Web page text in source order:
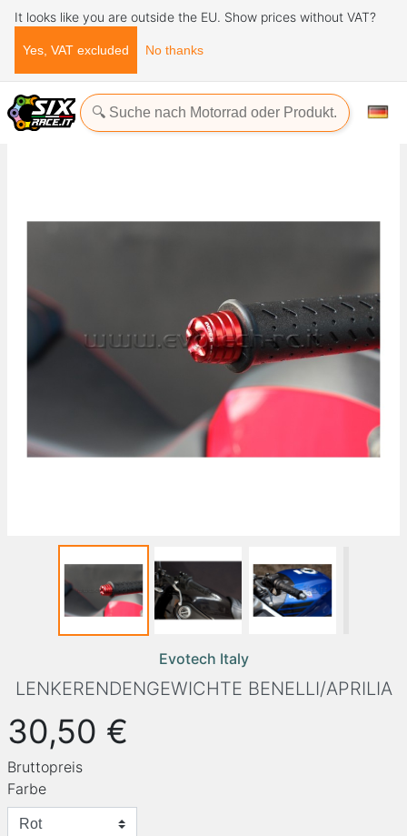
It looks like you are outside the EU. Show prices without VAT?
Yes, VAT excluded No thanks
Startseite Zubehör
Lenker und Lenkung
Gegengewichte am Lenker
Lenkerendengewichte BENELLI/APRILIA
Evotech Italy
LENKERENDENGEWICHTE BENELLI/APRILIA
30,50 €
Bruttopreis
Farbe